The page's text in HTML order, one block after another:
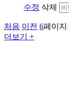
수정 삭제
처음 이전 6페이지
더보기 +